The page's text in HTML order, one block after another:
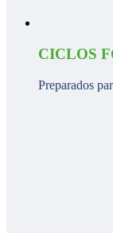
CICLOS
Preparados